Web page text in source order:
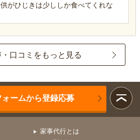
がひじきは少ししか食べてくれな
口コミをもっと見る
ォームから登録応募
家事代行とは